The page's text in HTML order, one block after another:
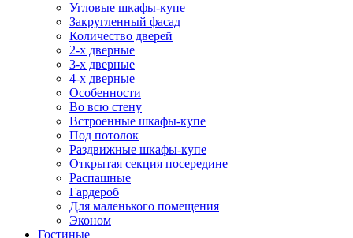
Угловые шкафы-купе
Закругленный фасад
Количество дверей
2-х дверные
3-х дверные
4-х дверные
Особенности
Во всю стену
Встроенные шкафы-купе
Под потолок
Раздвижные шкафы-купе
Открытая секция посередине
Распашные
Гардероб
Для маленького помещения
Эконом
Гостиные